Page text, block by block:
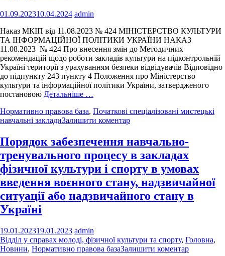
01.09.202310.04.2024 admin
Наказ МКІП від 11.08.2023 № 424 МІНІСТЕРСТВО КУЛЬТУРИ
ТА ІНФОРМАЦІЙНОЇ ПОЛІТИКИ УКРАЇНИ НАКАЗ
11.08.2023 № 424 Про внесення змін до Методичних
рекомендацій щодо роботи закладів культури на підконтрольній
Україні території з урахуванням безпеки відвідувачів Відповідно
до підпункту 243 пункту 4 Положення про Міністерство
культури та інформаційної політики України, затвердженого
постановою Детальніше …
Нормативно правова база, Початкові спеціалізовані мистецькі
навчальні закладиЗалишити коментар
Порядок забезпечення навчально-
тренувального процесу в закладах
фізичної культури і спорту в умовах
введення воєнного стану, надзвичайної
ситуації або надзвичайного стану в
Україні
19.01.202319.01.2023 admin
Відділ у справах молоді, фізичної культури та спорту, Головна,
Новини, Нормативно правова базаЗалишити коментар